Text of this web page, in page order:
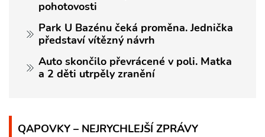
pohotovosti
Park U Bazénu čeká proměna. Jednička
představí vítězný návrh
Auto skončilo převrácené v poli. Matka
a 2 děti utrpěly zranění
QAPOVKY – NEJRYCHLEJŠÍ ZPRÁVY